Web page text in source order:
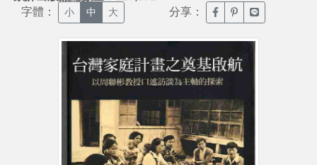
字體： 小 中 大 分享： 臉書分享(另開新視窗)
噗浪分享(另開新
Line分享(另